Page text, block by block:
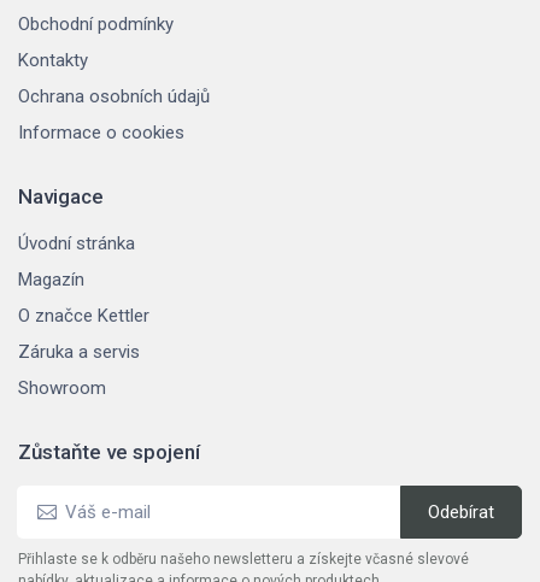
Obchodní podmínky
Kontakty
Ochrana osobních údajů
Informace o cookies
Navigace
Úvodní stránka
Magazín
O značce Kettler
Záruka a servis
Showroom
Zůstaňte ve spojení
Přihlaste se k odběru našeho newsletteru a získejte včasné slevové